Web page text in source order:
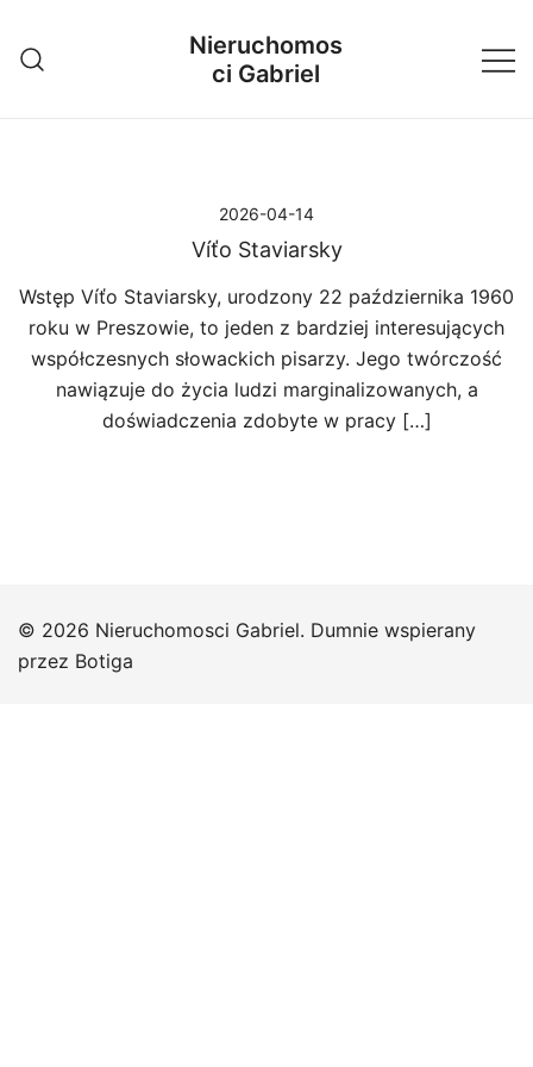
treści
Nieruchomos
ci Gabriel
2026-04-14
Víťo Staviarsky
Wstęp Víťo Staviarsky, urodzony 22 października 1960
roku w Preszowie, to jeden z bardziej interesujących
współczesnych słowackich pisarzy. Jego twórczość
nawiązuje do życia ludzi marginalizowanych, a
doświadczenia zdobyte w pracy […]
© 2026 Nieruchomosci Gabriel. Dumnie wspierany
przez Botiga